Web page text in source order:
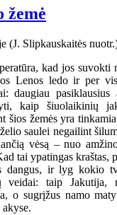
žemė
kad jos suvokti
Lenos ledo ir per
daugiau pasiklausius
kaip šiuolaikinių
šios žemės yra
saulei negailint
vėsą – nuo
tai ypatingas kraštas,
dangus, ir lyg kokio
veidai: taip Jakutija,
o sugrįžus namo